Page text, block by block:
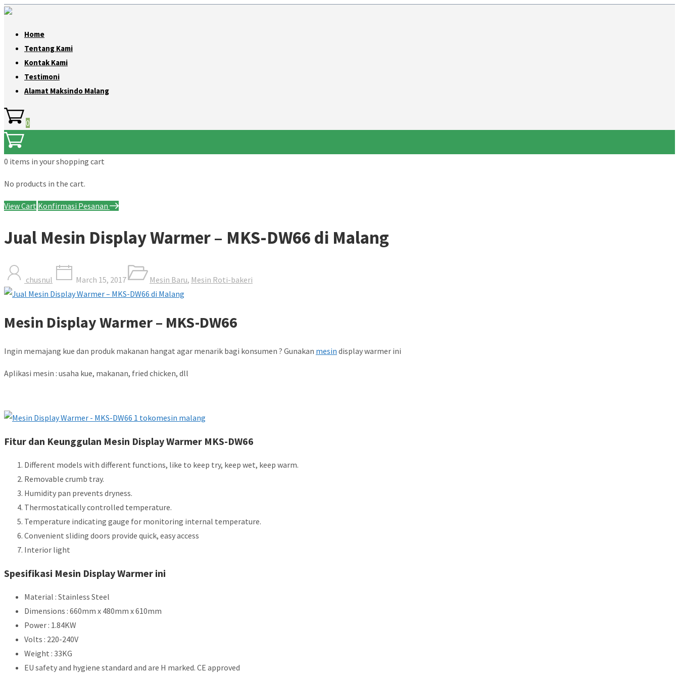
Home
Tentang Kami
Kontak Kami
Testimoni
Alamat Maksindo Malang
0
0 items in your shopping cart
No products in the cart.
View Cart Konfirmasi Pesanan
Jual Mesin Display Warmer – MKS-DW66 di Malang
chusnul March 15, 2017 Mesin Baru, Mesin Roti-bakeri
Mesin Display Warmer – MKS-DW66
Ingin memajang kue dan produk makanan hangat agar menarik bagi konsumen ? Gunakan mesin display warmer ini
Aplikasi mesin : usaha kue, makanan, fried chicken, dll
Fitur dan Keunggulan Mesin Display Warmer MKS-DW66
Different models with different functions, like to keep try, keep wet, keep warm.
Removable crumb tray.
Humidity pan prevents dryness.
Thermostatically controlled temperature.
Temperature indicating gauge for monitoring internal temperature.
Convenient sliding doors provide quick, easy access
Interior light
Spesifikasi Mesin Display Warmer ini
Material : Stainless Steel
Dimensions : 660mm x 480mm x 610mm
Power : 1.84KW
Volts : 220-240V
Weight : 33KG
EU safety and hygiene standard and are H marked. CE approved